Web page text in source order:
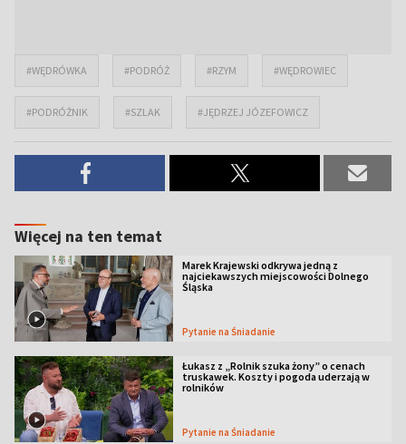
#WĘDRÓWKA #PODRÓŻ #RZYM #WĘDROWIEC
#PODRÓŻNIK #SZLAK #JĘDRZEJ JÓZEFOWICZ
Więcej na ten temat
Marek Krajewski odkrywa jedną z
najciekawszych miejscowości Dolnego
Śląska
Pytanie na Śniadanie
Łukasz z „Rolnik szuka żony” o cenach
truskawek. Koszty i pogoda uderzają w
rolników
Pytanie na Śniadanie